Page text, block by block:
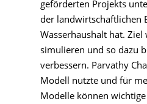
geförderten Projekts
der landwirtschaftlichen
Wasserhaushalt hat.
simulieren und so dazu
verbessern. Parvathy
Modell nutzte und für
Modelle können